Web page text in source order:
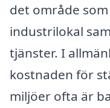
det område
industrilokal
tjänster. I
kostnaden för
miljöer ofta är